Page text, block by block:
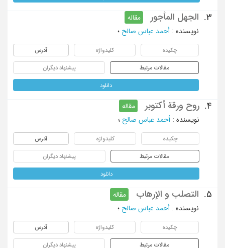
3. الجهل المأجور
مقاله
نویسنده : أحمد عباس صالح ؛
چکیده کلیدواژه آدرس
مقالات مرتبط پیشنهاد دیگران
دانلود
4. روح ورقة أکتوبر
مقاله
نویسنده : أحمد عباس صالح ؛
چکیده کلیدواژه آدرس
مقالات مرتبط پیشنهاد دیگران
دانلود
5. التصلب و الإرهاب
مقاله
نویسنده : أحمد عباس صالح ؛
چکیده کلیدواژه آدرس
مقالات مرتبط پیشنهاد دیگران